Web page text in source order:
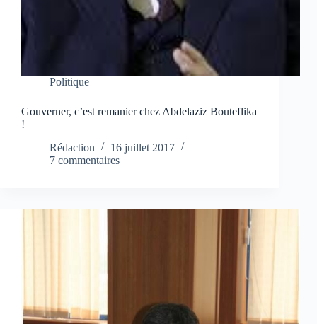
Politique
Gouverner, c’est remanier chez Abdelaziz Bouteflika
!
Rédaction
16 juillet 2017
7 commentaires